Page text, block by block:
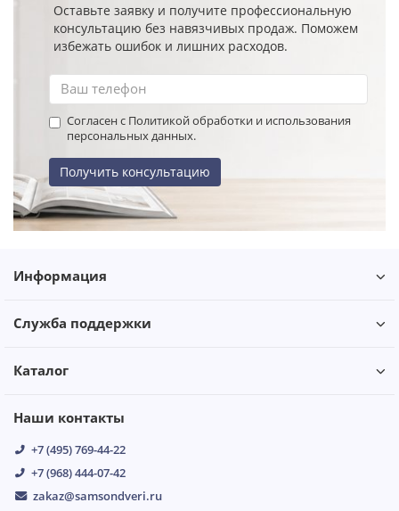
Оставьте заявку и получите профессиональную
консультацию без навязчивых продаж. Поможем
избежать ошибок и лишних расходов.
Согласен с Политикой обработки и использования
персональных данных.
Получить консультацию
Информация
Служба поддержки
Каталог
Наши контакты
+7 (495) 769-44-22
+7 (968) 444-07-42
zakaz@samsondveri.ru